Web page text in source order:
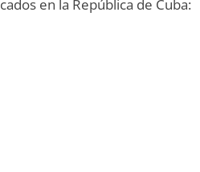
en la República de Cuba: